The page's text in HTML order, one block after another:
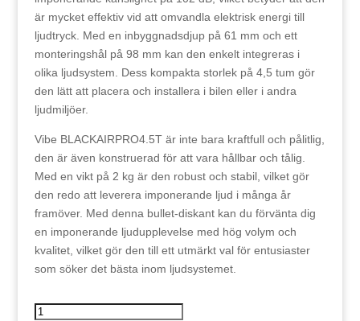
är mycket effektiv vid att omvandla elektrisk energi till
ljudtryck. Med en inbyggnadsdjup på 61 mm och ett
monteringshål på 98 mm kan den enkelt integreras i
olika ljudsystem. Dess kompakta storlek på 4,5 tum gör
den lätt att placera och installera i bilen eller i andra
ljudmiljöer.
Vibe BLACKAIRPRO4.5T är inte bara kraftfull och pålitlig,
den är även konstruerad för att vara hållbar och tålig.
Med en vikt på 2 kg är den robust och stabil, vilket gör
den redo att leverera imponerande ljud i många år
framöver. Med denna bullet-diskant kan du förvänta dig
en imponerande ljudupplevelse med hög volym och
kvalitet, vilket gör den till ett utmärkt val för entusiaster
som söker det bästa inom ljudsystemet.
Vibe